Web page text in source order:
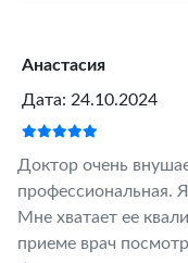
Анастасия
Дата: 24.10.2024
Доктор очень
профессиональная.
Мне хватает ее
приеме врач